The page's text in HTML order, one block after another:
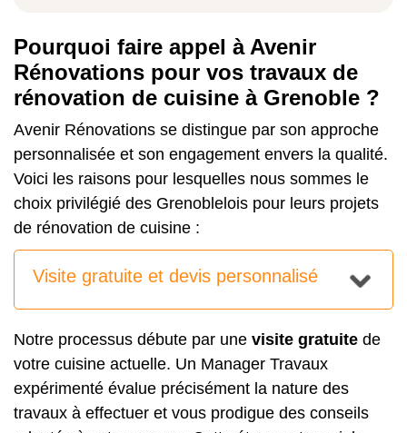
Pourquoi faire appel à Avenir
Rénovations pour vos travaux de
rénovation de cuisine à Grenoble ?
Avenir Rénovations se distingue par son approche
personnalisée et son engagement envers la qualité.
Voici les raisons pour lesquelles nous sommes le
choix privilégié des Grenoblelois pour leurs projets
de rénovation de cuisine :
Visite gratuite et devis personnalisé
Notre processus débute par une visite gratuite de
votre cuisine actuelle. Un Manager Travaux
expérimenté évalue précisément la nature des
travaux à effectuer et vous prodigue des conseils